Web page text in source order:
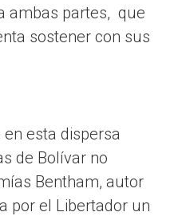
ambas partes, que
sostener con sus
esta dispersa
de Bolívar no
Bentham, autor
por el Libertador un